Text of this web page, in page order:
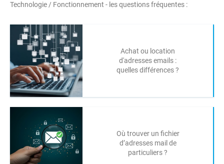
Technologie / Fonctionnement - les questions fréquentes :
Achat ou location
d'adresses emails :
quelles différences ?
Où trouver un fichier
d’adresses mail de
particuliers ?